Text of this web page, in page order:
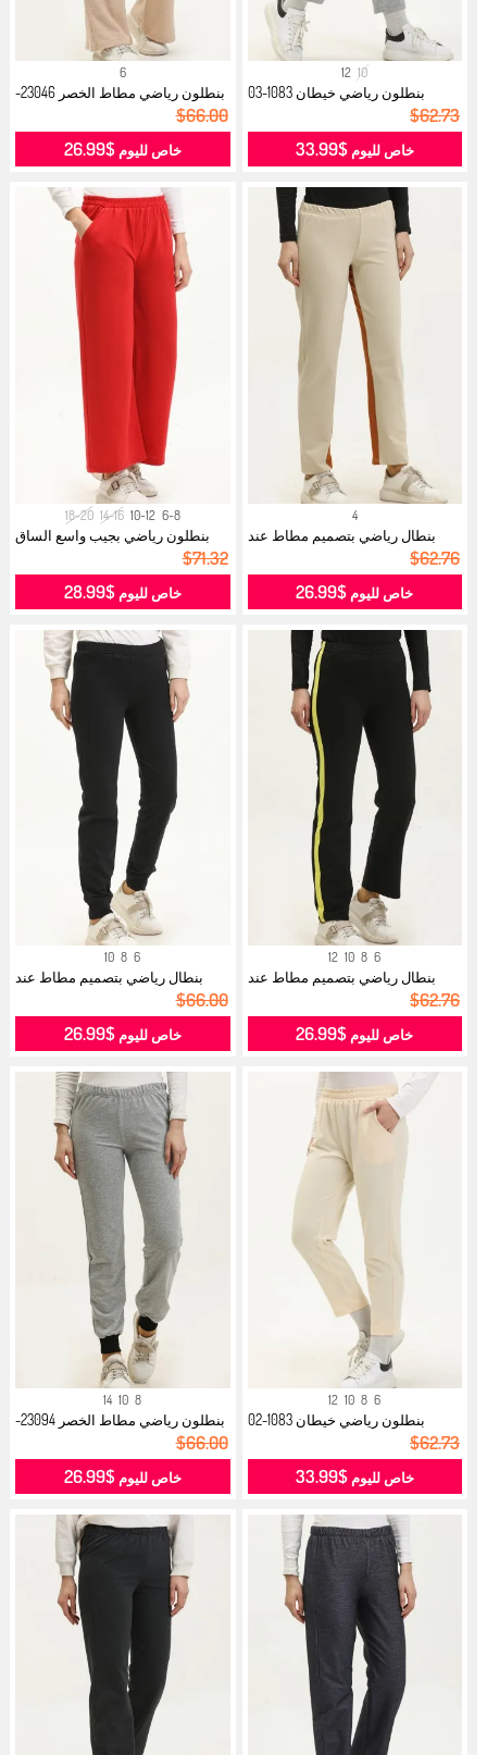
10
12
بنطلون رياضي خيطان 1083-03
$62.73
خاص لليوم$33.99
6
بنطلون رياضي مطاط الخصر 23046-
$66.00
خاص لليوم$26.99
4
بنطال رياضي بتصميم مطاط عند
$62.76
خاص لليوم $26.99
6-8
10-12
14-16
18-20
بنطلون رياضي بجيب واسع الساق
$71.32
خاص لليوم$28.99
6
8
10
12
بنطال رياضي بتصميم مطاط عند
$62.76
خاص لليوم $26.99
6
8
10
بنطال رياضي بتصميم مطاط عند
$66.00
خاص لليوم$26.99
6
8
10
12
بنطلون رياضي خيطان 1083-02
$62.73
خاص لليوم$33.99
8
10
14
بنطلون رياضي مطاط الخصر 23094-
$66.00
خاص لليوم$26.99